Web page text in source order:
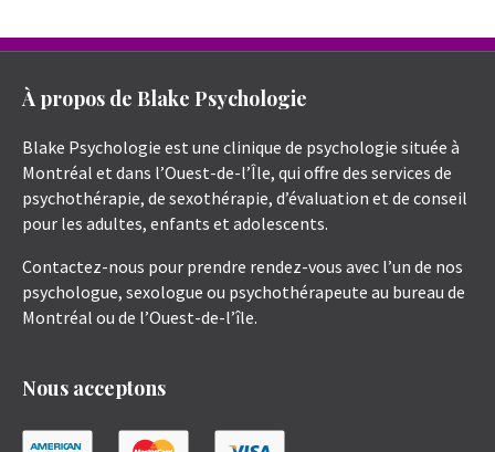
À propos de Blake Psychologie
Blake Psychologie est une clinique de psychologie située à
Montréal et dans l’Ouest-de-l’Île, qui offre des services de
psychothérapie, de sexothérapie, d’évaluation et de conseil
pour les adultes, enfants et adolescents.
Contactez-nous pour prendre rendez-vous avec l’un de nos
psychologue, sexologue ou psychothérapeute au bureau de
Montréal ou de l’Ouest-de-l’île.
Nous acceptons